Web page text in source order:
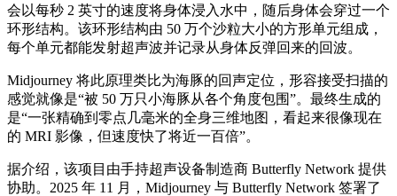
会以每秒 2 英寸的速度将身体浸入水中，随后身体会穿过一个
环形结构。该环形结构由 50 万个沙粒大小的方形单元组成，
每个单元都能发射超声波并记录从身体反弹回来的回波。
Midjourney 将此原理类比为海豚的回声定位，形容接受扫描的
感觉就像是“被 50 万只小海豚从各个角度包围”。最终生成的
是“一张精确到零点几毫米的全身三维地图，看起来很像现在
的 MRI 影像，但速度快了将近一百倍”。
据介绍，该项目由手持超声设备制造商 Butterfly Network 提供
协助。2025 年 11 月，Midjourney 与 Butterfly Network 签署了